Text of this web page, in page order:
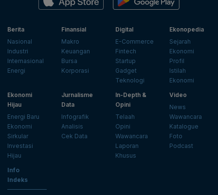
Berita
Nasional
Industri
Internasional
Energi
Finansial
Makro
Keuangan
Bursa
Korporasi
Digital
E-Commerce
Fintech
Startup
Gadget
Teknologi
Ekonopedia
Sejarah
Ekonomi
Profil
Istilah
Ekonomi
Ekonomi
Hijau
Energi Baru
Ekonomi
Sirkular
Investasi
Hijau
Jurnalisme
Data
Infografik
Analisis
Cek Data
In-Depth &
Opini
Telaah
Opini
Wawancara
Laporan
Khusus
Video
News
Wawancara
Katalogue
Foto
Podcast
Info
Indeks